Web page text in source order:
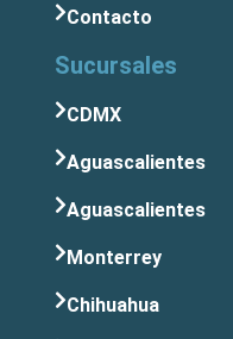
Contacto
Sucursales
CDMX
Aguascalientes
Aguascalientes
Monterrey
Chihuahua